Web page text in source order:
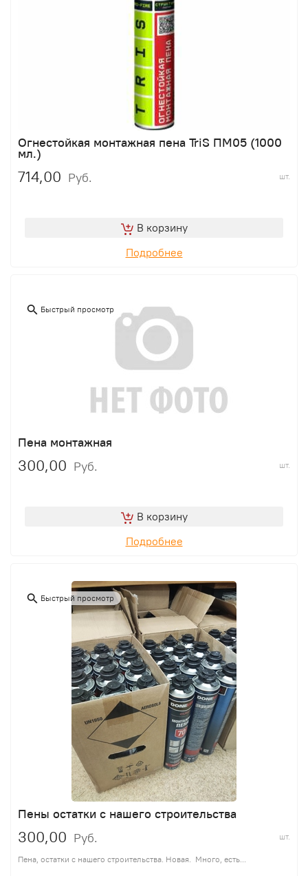
Огнестойкая монтажная пена TriS ПМ05 (1000
мл.)
714,00 Руб. шт.
В корзину
Подробнее
Быстрый просмотр
Пена монтажная
300,00 Руб. шт.
В корзину
Подробнее
Быстрый просмотр
Пены остатки с нашего строительства
300,00 Руб. шт.
Пена, остатки с нашего строительства. Новая. Много, есть...